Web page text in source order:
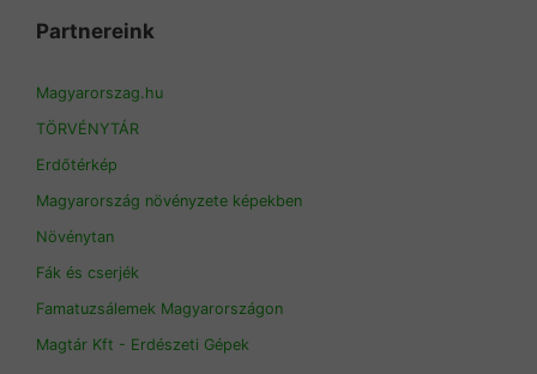
Partnereink
Magyarorszag.hu
TÖRVÉNYTÁR
Erdőtérkép
Magyarország növényzete képekben
Növénytan
Fák és cserjék
Famatuzsálemek Magyarországon
Magtár Kft - Erdészeti Gépek